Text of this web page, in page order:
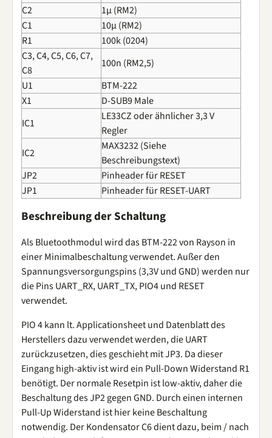
C2
1µ (RM2)
C1
10µ (RM2)
R1
100k (0204)
C3, C4, C5, C6, C7,
C8
100n (RM2,5)
U1
BTM-222
X1
D-SUB9 Male
IC1
LE33CZ oder ähnlicher 3,3 V
Regler
IC2
MAX3232 (Siehe
Beschreibungstext)
JP2
Pinheader für RESET
JP1
Pinheader für RESET-UART
Beschreibung der Schaltung
Als Bluetoothmodul wird das BTM-222 von Rayson in
einer Minimalbeschaltung verwendet. Außer den
Spannungsversorgungspins (3,3V und GND) werden nur
die Pins UART_RX, UART_TX, PIO4 und RESET
verwendet.
PIO 4 kann lt. Applicationsheet und Datenblatt des
Herstellers dazu verwendet werden, die UART
zurückzusetzen, dies geschieht mit JP3. Da dieser
Eingang high-aktiv ist wird ein Pull-Down Widerstand R1
benötigt. Der normale Resetpin ist low-aktiv, daher die
Beschaltung des JP2 gegen GND. Durch einen internen
Pull-Up Widerstand ist hier keine Beschaltung
notwendig. Der Kondensator C6 dient dazu, beim / nach